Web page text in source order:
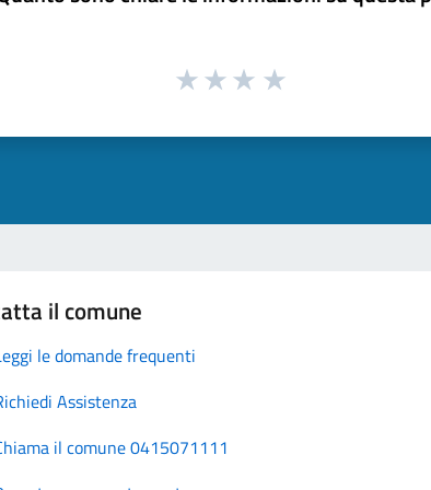
il comune
le domande frequenti
Assistenza
il comune 0415071111